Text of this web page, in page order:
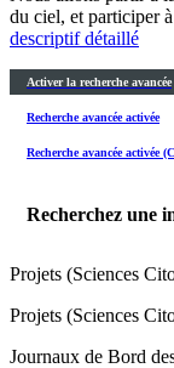
du ciel, et participer
descriptif détaillé
Activer la recherche avancée
Recherche avancée activée
Recherche avancée activée
Recherchez une
Projets (Sciences
Projets (Sciences
Journaux de Bord